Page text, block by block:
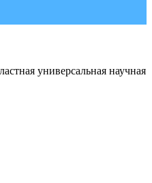
универсальная научная